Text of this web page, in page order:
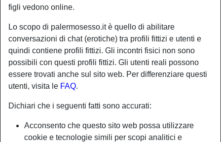
figli vedono online.
Lo scopo di palermosesso.it è quello di abilitare
conversazioni di chat (erotiche) tra profili fittizi e utenti e
quindi contiene profili fittizi. Gli incontri fisici non sono
possibili con questi profili fittizi. Gli utenti reali possono
essere trovati anche sul sito web. Per differenziare questi
utenti, visita le FAQ.
Dichiari che i seguenti fatti sono accurati:
Acconsento che questo sito web possa utilizzare
cookie e tecnologie simili per scopi analitici e
star Aggiungi chat Chatta adesso